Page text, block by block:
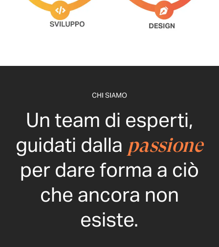
CHI SIAMO
Un team di esperti,
guidati dalla passione
per dare forma a ciò
che ancora non
esiste.